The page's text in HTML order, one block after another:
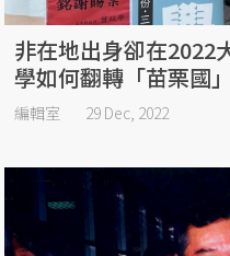
非在地出身卻在2022
學如何翻轉「苗栗國
編輯室 29 Dec, 2022